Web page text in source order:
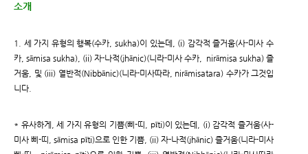
소개
1. 세 가지 유형의 행복(수카, sukha)이 있는데, (i) 감각적 즐거움(사-미사 수
카, sāmisa sukha), (ii) 자-나적(jhānic)(니라-미사 수카, nirāmisa sukha) 즐
거움, 및 (iii) 열반적(Nibbānic)(니라-미사따라, nirāmisatara) 수카가 그것입
니다.
* 유사하게, 세 가지 유형의 기쁨(삐-띠, pīti)이 있는데, (i) 감각적 즐거움(사-
미사 삐-띠, sāmisa pīti)으로 인한 기쁨, (ii) 자-나적(jhānic) 즐거움(니라-미사